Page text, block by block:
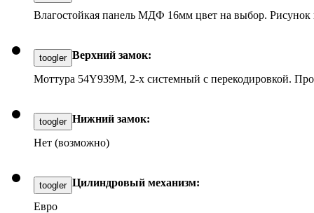
Влагостойкая панель МДФ 16мм цвет на выбор. Рисунок
toogler Верхний замок:
Моттура 54Y939M, 2-х системный с перекодировкой.
toogler Нижний замок:
Нет (возможно)
toogler Цилиндровый механизм:
Евро